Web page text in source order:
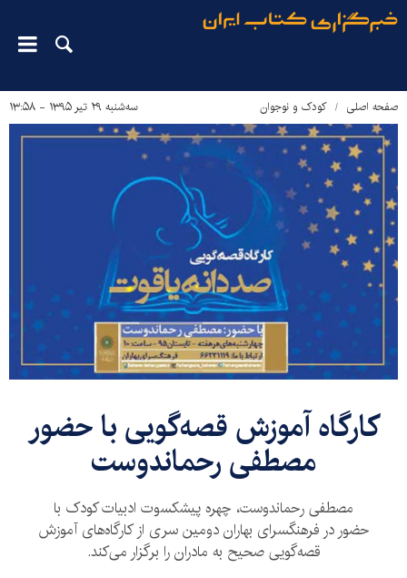
صفحه اصلی کودک و نوجوان سه‌شنبه ۲۹ تیر ۱۳۹۵ - ۱۳:۵۸
کارگاه آموزش قصه‌گویی با حضور
مصطفی رحماندوست
مصطفی رحماندوست، چهره پیشکسوت ادبیات کودک با
حضور در فرهنگسرای بهاران دومین سری از کارگاه‌های آموزش
قصه‌گویی صحیح به مادران را برگزار می‌کند.